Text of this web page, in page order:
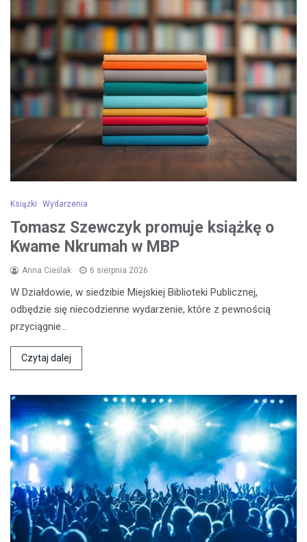
Książki Wydarzenia
Tomasz Szewczyk promuje książkę o
Kwame Nkrumah w MBP
Anna Cieślak 6 sierpnia 2026
W Działdowie, w siedzibie Miejskiej Biblioteki Publicznej,
odbędzie się niecodzienne wydarzenie, które z pewnością
przyciągnie…
Czytaj dalej